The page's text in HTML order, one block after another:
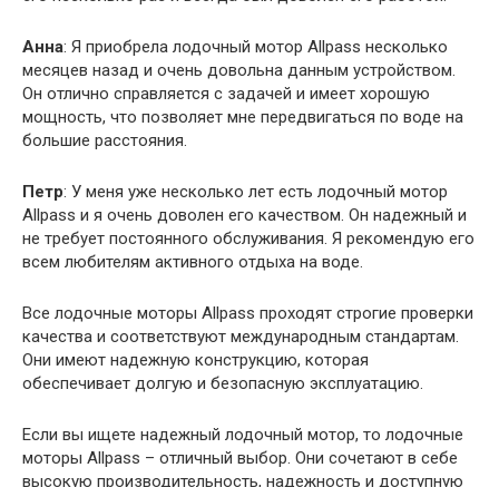
Анна: Я приобрела лодочный мотор Allpass несколько
месяцев назад и очень довольна данным устройством.
Он отлично справляется с задачей и имеет хорошую
мощность, что позволяет мне передвигаться по воде на
большие расстояния.
Петр: У меня уже несколько лет есть лодочный мотор
Allpass и я очень доволен его качеством. Он надежный и
не требует постоянного обслуживания. Я рекомендую его
всем любителям активного отдыха на воде.
Все лодочные моторы Allpass проходят строгие проверки
качества и соответствуют международным стандартам.
Они имеют надежную конструкцию, которая
обеспечивает долгую и безопасную эксплуатацию.
Если вы ищете надежный лодочный мотор, то лодочные
моторы Allpass – отличный выбор. Они сочетают в себе
высокую производительность, надежность и доступную